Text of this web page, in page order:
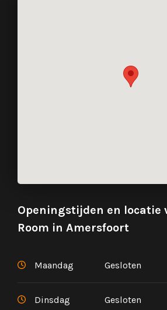
Openingstijden en locatie
Room in Amersfoort
Maandag Gesloten
Dinsdag Gesloten